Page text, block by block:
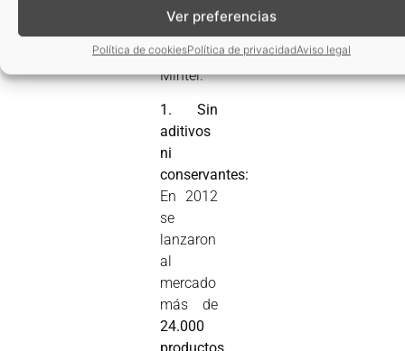
Ver preferencias
Política de cookiesPolítica de privacidadAviso legal
en 2012,
datos de
Mintel.
1. Sin
aditivos
ni
conservantes:
En 2012
se
lanzaron
al
mercado
más de
24.000